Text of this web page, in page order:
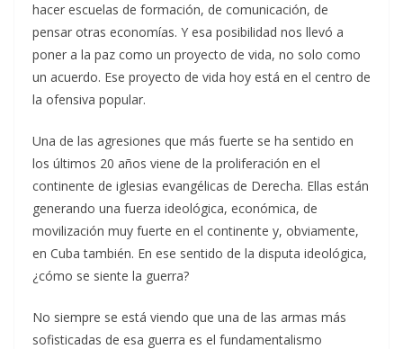
hacer escuelas de formación, de comunicación, de
pensar otras economías. Y esa posibilidad nos llevó a
poner a la paz como un proyecto de vida, no solo como
un acuerdo. Ese proyecto de vida hoy está en el centro de
la ofensiva popular.
Una de las agresiones que más fuerte se ha sentido en
los últimos 20 años viene de la proliferación en el
continente de iglesias evangélicas de Derecha. Ellas están
generando una fuerza ideológica, económica, de
movilización muy fuerte en el continente y, obviamente,
en Cuba también. En ese sentido de la disputa ideológica,
¿cómo se siente la guerra?
No siempre se está viendo que una de las armas más
sofisticadas de esa guerra es el fundamentalismo